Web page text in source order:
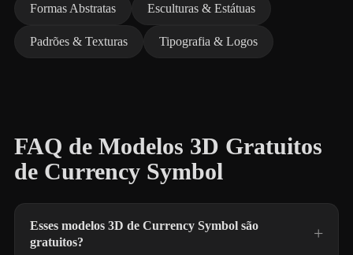
Formas Abstratas Esculturas & Estátuas
Padrões & Texturas Tipografia & Logos
FAQ de Modelos 3D Gratuitos
de Currency Symbol
Esses modelos 3D de Currency Symbol são
gratuitos?